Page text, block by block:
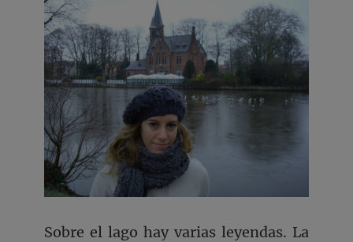
Sobre el lago hay varias leyendas. La